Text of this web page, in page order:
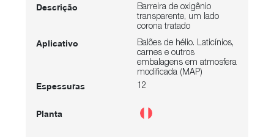
Barreira de oxigênio
transparente, um lado
corona tratado
Balões de hélio. Laticínios,
carnes e outros
embalagens em atmosfera
modificada (MAP)
12